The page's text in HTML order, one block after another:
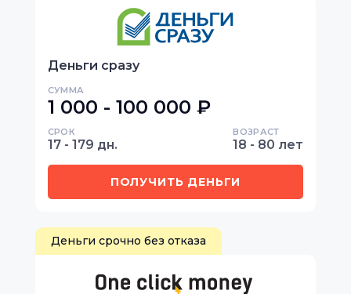
Деньги сразу
СУММА
1 000 - 100 000 ₽
СРОК
17 - 179 дн.
ВОЗРАСТ
18 - 80 лет
ПОЛУЧИТЬ ДЕНЬГИ
Деньги срочно без отказа